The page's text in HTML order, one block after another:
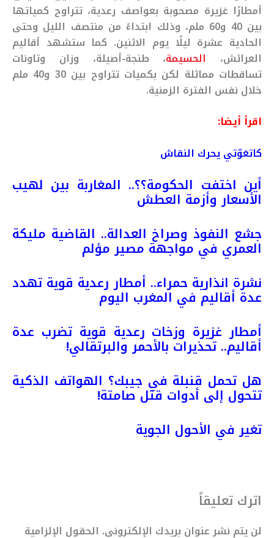
أمطارًا غزيرة مصحوبة بعواصف رعدية، تتراوح كمياتها
بين 40 و60 ملم، وذلك ابتداءً من منتصف الليل وحتى
الحادية عشرة ليلًا يوم الاثنين. كما ستشهد أقاليم
العرائش، الحسيمة، طنجة-أصيلة، وزان وتاونات
تساقطات مماثلة لكن بكميات تتراوح بين 30 و40 ملم
خلال نفس الفترة الزمنية.
اقرأ أيضا:
كاتغوّتي يحرك النقاش
أين اختفت الحكومة؟؟.. المغاربة بين لهيب
الأسعار وأزمة العطش
جشع النفوذ وصراخ العدالة.. القاضية مليكة
العمري في مواجهة مصير مؤلم
نشرة انذارية حمراء.. أمطار رعدية قوية تهدد
عدة أقاليم في المغرب اليوم
أمطار غزيرة وزخات رعدية قوية تضرب عدة
أقاليم.. تحذيرات بالأحمر والبرتقالي!
هل تحمل قنبلة في جيبك؟ الهواتف الذكية
تتحول إلى أدوات قتل صامتة!
تغير في الأحول الجوية
اترك تعليقاً
لن يتم نشر عنوان بريدك الإلكتروني. الحقول الإلزامية